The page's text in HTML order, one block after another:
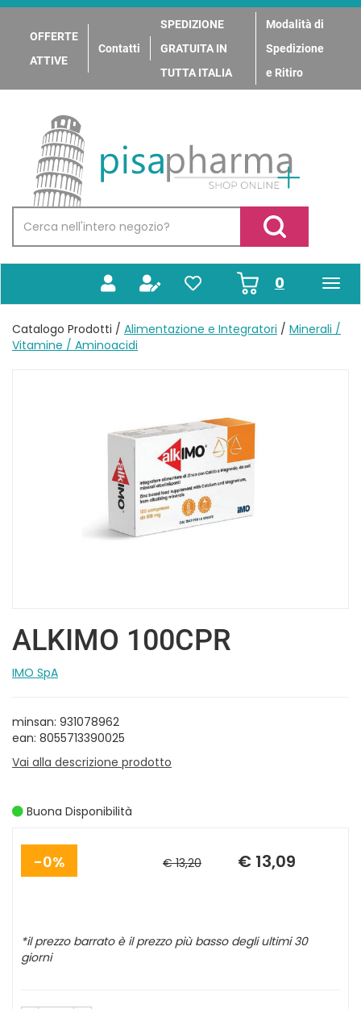
Passa
contenuto
principale
OFFERTE
ATTIVE
Contatti
SPEDIZIONE
GRATUITA IN
TUTTA ITALIA
Modalità di
Spedizione
e Ritiro
PisaPharma
Prodotto
Cerca Prodotto
0prodotti
inseriti
Catalogo Prodotti / Alimentazione e Integratori / Minerali /
Vitamine / Aminoacidi
ALKIMO 100CPR
IMO SpA
minsan: 931078962
ean: 8055713390025
Vai alla descrizione prodotto
Buona Disponibilità
0% € 13,20
scontato
€ 13,09
*il prezzo barrato è il prezzo più basso degli ultimi 30
giorni